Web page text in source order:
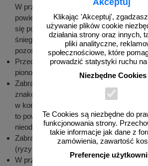
Klikając 'Akceptuj',
używanie plików cookie
działania strony oraz innych,
pliki analityczne,
społecznościowe, które
prowadzić statystyki ruchu
Niezbędne Cookies
Te Cookies są niezbędne do
funkcjonowania strony.
takie informacje jak dane z
zamówienia, zawartość
Preferencje
W przypadku zaobserwowania
powierzchnią folii zabezpieczającej lub
się pod nią wody z opadów
śniegu, należy niezwłocznie usunąć
pozostawić element do wyschnięcia.
Przechowywane tablice i znaki należy
pionowej na podkładkach drewnianych
Zabrania się składowania oznakowania
znaków) bezpośrednio na ziemi. Jeżeli
w kontakcie ze znakiem (tablicą) przez
to powstanie trwałych zmarszczek,
nieodwracalną utratę odblaskowości folii.
Zabrania się składowania znaków lub
(ryzyko uszkodzenia folii).
W przypadku długiego składowania